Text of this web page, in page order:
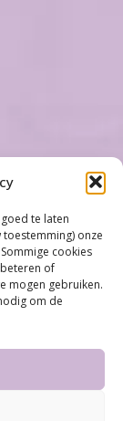
te laten
onze
cookies
of
mogen gebruiken.
om de
op het gebied
locaties
op dit